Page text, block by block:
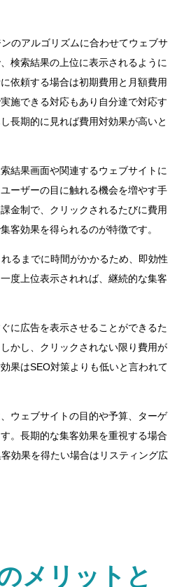
のアルゴリズムに合わせてウェブサ
検索結果の上位に表示されるように
依頼する場合は初期費用と月額費用
施できる対応もあり自分達で対応す
長期的に見れば費用対効果が高いと
結果画面や関連するウェブサイトに
ーザーの目に触れる機会を増やす手
金制で、クリックされるたびに費用
客効果を得られるのが特徴です。
るまでに時間がかかるため、即効性
度上位表示されれば、継続的な集客
に広告を表示させることができるた
かし、クリックされない限り費用が
果はSEO対策よりも低いと言われて
ウェブサイトの目的や予算、ターゲ
。長期的な集客効果を重視する場合
効果を得たい場合はリスティング広
メリットと